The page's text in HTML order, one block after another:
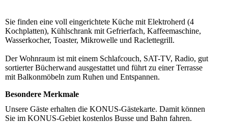
Sie finden eine voll eingerichtete Küche mit Elektroherd (4
Kochplatten), Kühlschrank mit Gefrierfach, Kaffeemaschine,
Wasserkocher, Toaster, Mikrowelle und Raclettegrill.
Der Wohnraum ist mit einem Schlafcouch, SAT-TV, Radio, gut
sortierter Bücherwand ausgestattet und führt zu einer Terrasse
mit Balkonmöbeln zum Ruhen und Entspannen.
Besondere Merkmale
Unsere Gäste erhalten die KONUS-Gästekarte. Damit können
Sie im KONUS-Gebiet kostenlos Busse und Bahn fahren.